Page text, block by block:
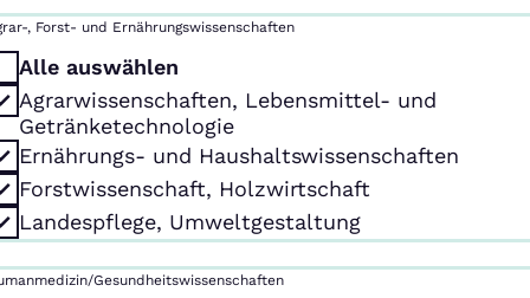
, Forst- und Ernährungswissenschaften
Alle auswählen
Agrarwissenschaften, Lebensmittel- und
Getränketechnologie
Ernährungs- und Haushaltswissenschaften
Forstwissenschaft, Holzwirtschaft
Landespflege, Umweltgestaltung
Gesundheitswissenschaften